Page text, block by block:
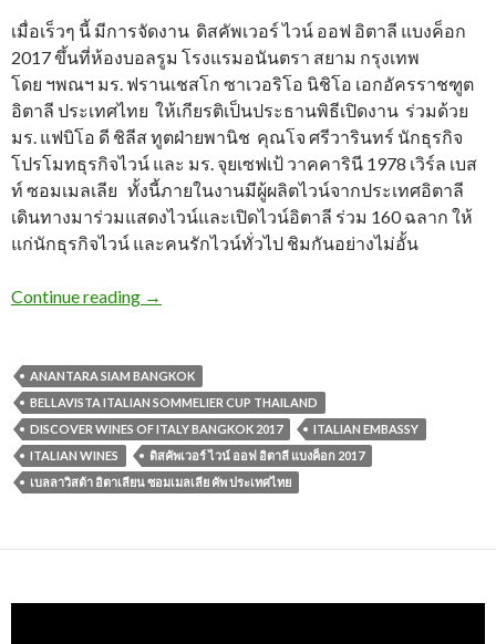
เมื่อเร็วๆ นี้ มีการจัดงาน ดิสคัพเวอร์ ไวน์ ออฟ อิตาลี แบงค็อก
2017 ขึ้นที่ห้องบอลรูม โรงแรมอนันตรา สยาม กรุงเทพ
โดย ฯพณฯ มร. ฟรานเชสโก ซาเวอริโอ นิชิโอ เอกอัครราชฑูต
อิตาลี ประเทศไทย ให้เกียรติเป็นประธานพิธีเปิดงาน ร่วมด้วย
มร. แฟบิโอ ดี ชิลีส ทูตฝ่ายพานิช คุณโจ ศรีวารินทร์ นักธุรกิจ
โปรโมทธุรกิจไวน์ และ มร. จุยเซฟเป้ วาคคารินี 1978 เวิร์ล เบส
ท์ ซอมเมลเลีย ทั้งนี้ภายในงานมีผู้ผลิตไวน์จากประเทศอิตาลี
เดินทางมาร่วมแสดงไวน์และเปิดไวน์อิตาลี ร่วม 160 ฉลาก ให้
แก่นักธุรกิจไวน์ และคนรักไวน์ทั่วไป ชิมกันอย่างไม่อั้น
Continue reading →
ANANTARA SIAM BANGKOK
BELLAVISTA ITALIAN SOMMELIER CUP THAILAND
DISCOVER WINES OF ITALY BANGKOK 2017
ITALIAN EMBASSY
ITALIAN WINES
ดิสคัพเวอร์ ไวน์ ออฟ อิตาลี แบงค็อก 2017
เบลลาวิสต้า อิตาเลียน ซอมเมลเลีย คัพ ประเทศไทย